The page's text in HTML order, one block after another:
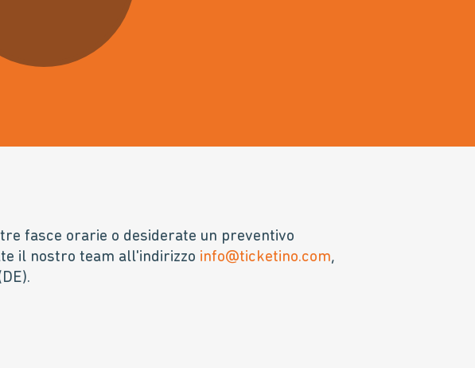
fasce orarie o desiderate un preventivo
il nostro team all'indirizzo info@ticketino.com,